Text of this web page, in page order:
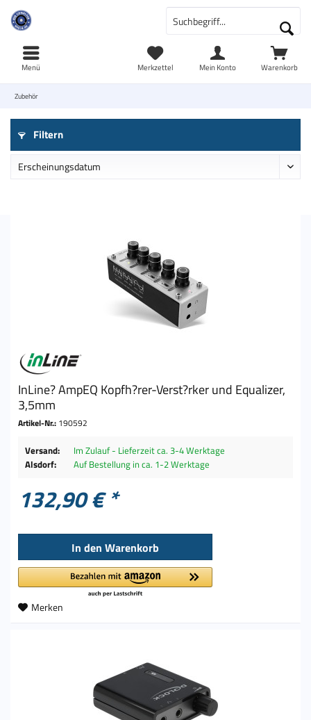
Warenkorb
Merkzettel Mein Konto
Menü
Zubehör
Filtern
InLine? AmpEQ Kopfh?rer-Verst?rker und Equalizer,
3,5mm
Artikel-Nr.: 190592
Versand:
Im Zulauf - Lieferzeit ca. 3-4 Werktage
Alsdorf:
Auf Bestellung in ca. 1-2 Werktage
132,90 € *
In den Warenkorb
Merken